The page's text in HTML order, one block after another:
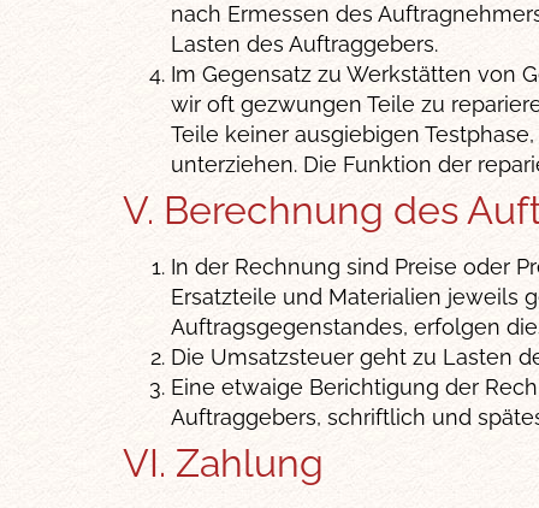
nach Ermessen des
Lasten des Auftraggebers.
Im Gegensatz zu Werkstätten von
wir oft gezwungen Teile zu
Teile keiner ausgiebigen
unterziehen. Die Funktion der
V. Berechnung des
In der Rechnung sind Preise oder
Ersatzteile und Materialien jeweils
Auftragsgegenstandes, erfolgen
Die Umsatzsteuer geht zu Lasten
Eine etwaige Berichtigung der
Auftraggebers, schriftlich und
VI. Zahlung